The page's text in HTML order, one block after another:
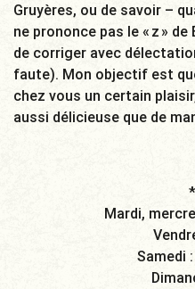
Gruyères, ou de savoir –
ne prononce pas le « z »
de corriger avec
faute). Mon objectif est
chez vous un certain
aussi délicieuse que de
Mardi,
Samedi